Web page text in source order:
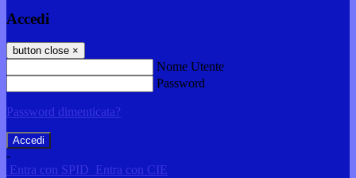
Accedi
button close ×
Nome Utente
Password
Password dimenticata?
-
Entra con SPID Entra con CIE